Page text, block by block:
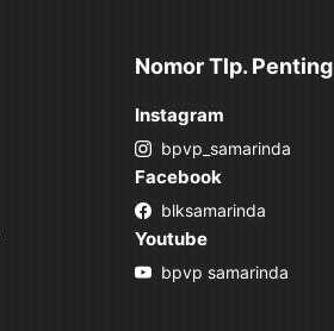
Nomor Tlp. Penting
Instagram
bpvp_samarinda
Facebook
blksamarinda
Youtube
bpvp samarinda